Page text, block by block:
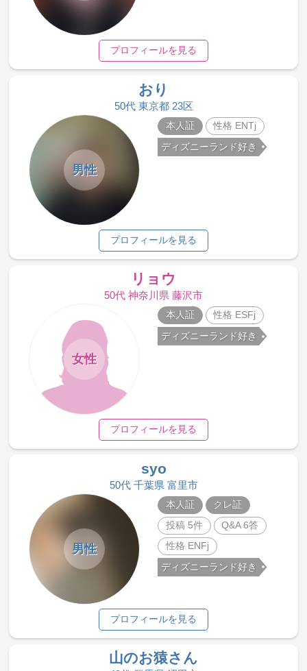
プロフィールを見る
おり
50代 東京都 23区
男性
本人証 性格 ENTj
ディズニーランド好き
プロフィールを見る
リョウ
50代 神奈川県 藤沢市
女性
本人証 性格 ESFj
ディズニーランド好き
プロフィールを見る
syo
50代 千葉県 富里市
男性
本人証
クレ証
投稿 5件
Q&A 6答
性格 ENFj
ディズニーランド好き
プロフィールを見る
山のお猿さん